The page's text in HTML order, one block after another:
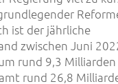
ist der jährliche
zwischen Juni
rund 9,3 Milliarden
rund 26,8